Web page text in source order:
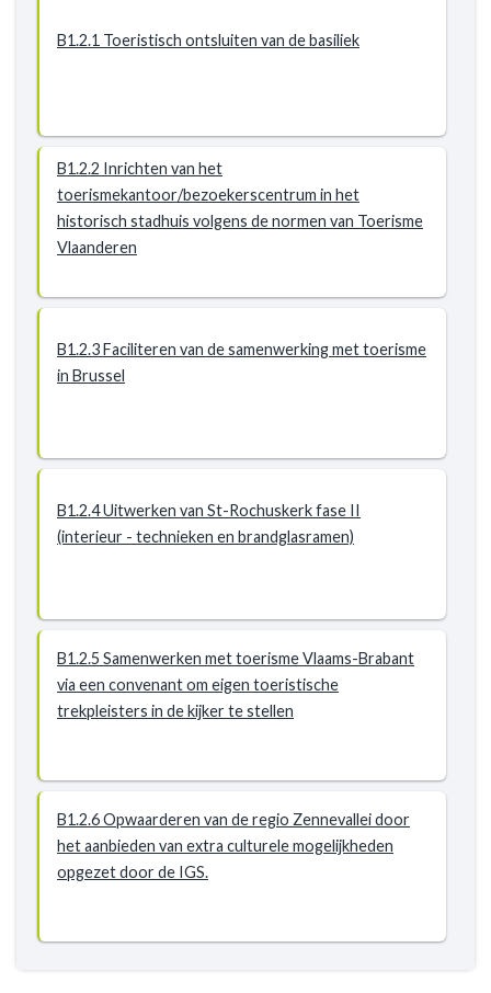
B1.2.1 Toeristisch ontsluiten van de basiliek
B1.2.2 Inrichten van het
toerismekantoor/bezoekerscentrum in het
historisch stadhuis volgens de normen van Toerisme
Vlaanderen
B1.2.3 Faciliteren van de samenwerking met toerisme
in Brussel
B1.2.4 Uitwerken van St-Rochuskerk fase II
(interieur - technieken en brandglasramen)
B1.2.5 Samenwerken met toerisme Vlaams-Brabant
via een convenant om eigen toeristische
trekpleisters in de kijker te stellen
B1.2.6 Opwaarderen van de regio Zennevallei door
het aanbieden van extra culturele mogelijkheden
opgezet door de IGS.